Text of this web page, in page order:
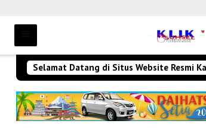
Selamat Datang di Situs Website Resmi